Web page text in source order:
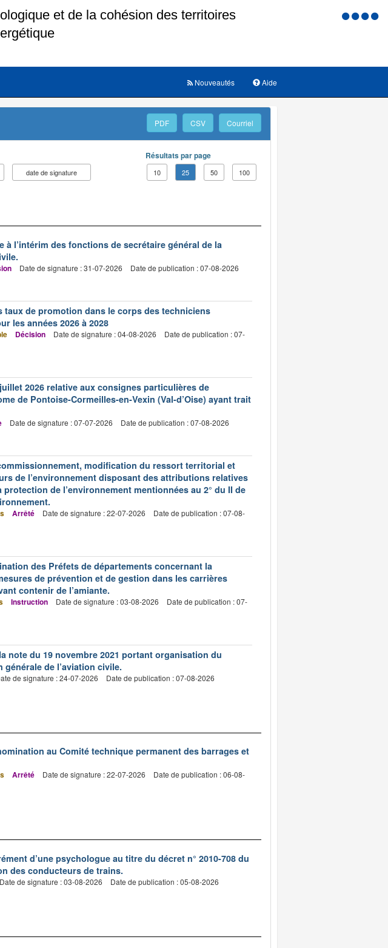
Menu
Aide
Nouveautés
PDF CSV Courriel
date de signature
Résultats par page
10 25 50 100
à l’intérim des fonctions de secrétaire général de la
Date de signature : 31-07-2026 Date de publication : 07-08-2026
taux de promotion dans le corps des techniciens
les années 2026 à 2028
Décision Date de signature : 04-08-2026
Date de publication : 07-
2026 relative aux consignes particulières de
de Pontoise-Cormeilles-en-Vexin (Val-d’Oise) ayant trait
Date de signature : 07-07-2026 Date de publication : 07-08-2026
modification du ressort territorial et
de l’environnement disposant des attributions relatives
de l’environnement mentionnées au 2° du II de
Arrêté Date de signature : 22-07-2026
Date de publication : 07-08-
des Préfets de départements concernant la
de prévention et de gestion dans les carrières
contenir de l’amiante.
Instruction Date de signature : 03-08-2026
Date de publication : 07-
note du 19 novembre 2021 portant organisation du
de l’aviation civile.
de signature : 24-07-2026 Date de publication : 07-08-2026
au Comité technique permanent des barrages et
Arrêté Date de signature : 22-07-2026
Date de publication : 06-08-
d’une psychologue au titre du décret n° 2010-708 du
des conducteurs de trains.
Date de signature : 03-08-2026 Date de publication : 05-08-2026